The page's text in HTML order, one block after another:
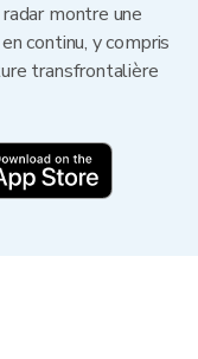
montre une
continu, y compris
transfrontalière